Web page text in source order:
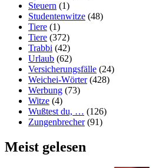
Steuern (1)
Studentenwitze (48)
Tiere (1)
Tiere (372)
Trabbi (42)
Urlaub (62)
Versicherungsfälle (24)
Weichei-Wörter(428)
Werbung (73)
Witze (4)
Wußtest du, … (126)
Zungenbrecher(91)
Meist gelesen